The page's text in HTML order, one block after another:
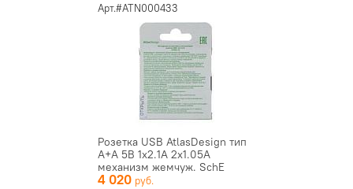
Арт.#ATN000433
Розетка USB AtlasDesign тип
A+A 5В 1х2.1А 2х1.05А
механизм жемчуж. SchE
ATN...
4 020